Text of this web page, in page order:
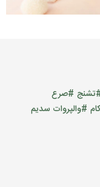
#صرع
#والپروات سدیم